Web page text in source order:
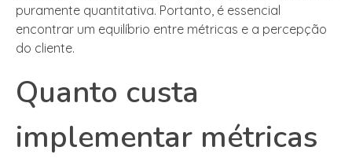
puramente quantitativa. Portanto, é essencial
encontrar um equilíbrio entre métricas e a percepção
do cliente.
Quanto custa
implementar métricas